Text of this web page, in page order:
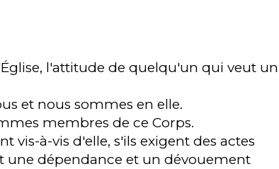
l'attitude de quelqu'un qui veut un
et nous sommes en elle.
membres de ce Corps.
vis-à-vis d'elle, s'ils exigent des actes
une dépendance et un dévouement